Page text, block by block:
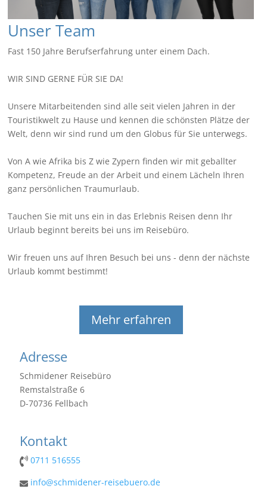
Unser Team
Fast 150 Jahre Berufserfahrung unter einem Dach.
WIR SIND GERNE FÜR SIE DA!
Unsere Mitarbeitenden sind alle seit vielen Jahren in der
Touristikwelt zu Hause und kennen die schönsten Plätze der
Welt, denn wir sind rund um den Globus für Sie unterwegs.
Von A wie Afrika bis Z wie Zypern finden wir mit geballter
Kompetenz, Freude an der Arbeit und einem Lächeln Ihren
ganz persönlichen Traumurlaub.
Tauchen Sie mit uns ein in das Erlebnis Reisen denn Ihr
Urlaub beginnt bereits bei uns im Reisebüro.
Wir freuen uns auf Ihren Besuch bei uns - denn der nächste
Urlaub kommt bestimmt!
Mehr erfahren
Adresse
Schmidener Reisebüro
Remstalstraße 6
D-70736 Fellbach
Kontakt
0711 516555
info@schmidener-reisebuero.de